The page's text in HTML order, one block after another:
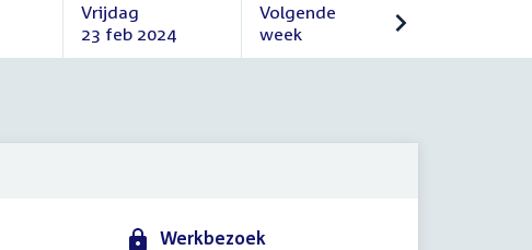
Vrijdag
23 feb 2024
Vrijdag
Volgende
week
Volgende
Werkbezoek